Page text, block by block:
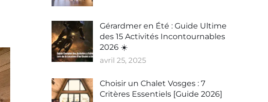
Gérardmer en Été : Guide Ultime
des 15 Activités Incontournables
2026 ☀️
avril 25, 2025
Choisir un Chalet Vosges : 7
Critères Essentiels [Guide 2026]